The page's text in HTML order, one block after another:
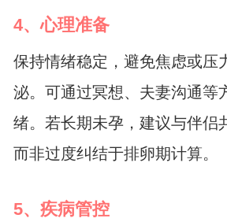
4、心理准备
保持情绪稳定，避免焦虑或压
泌。可通过冥想、夫妻沟通等
绪。若长期未孕，建议与伴侣
而非过度纠结于排卵期计算。
5、疾病管控